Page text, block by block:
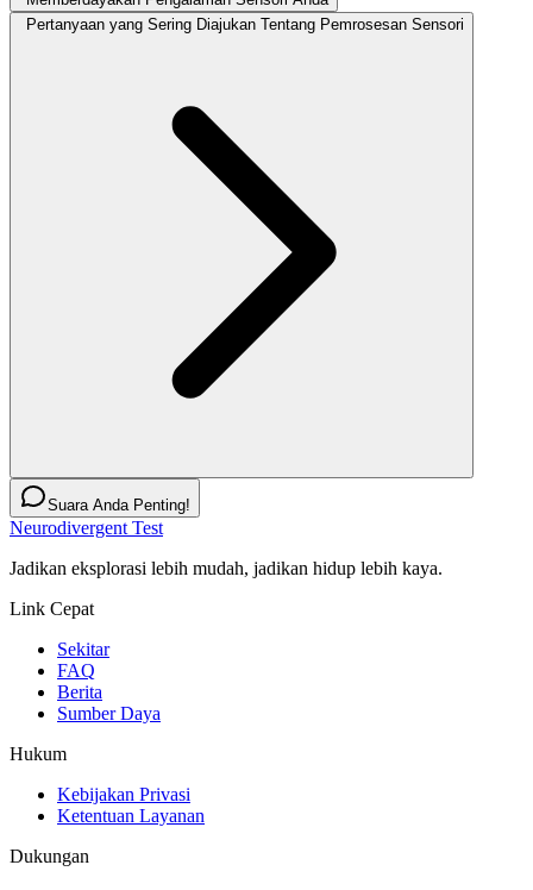
Pertanyaan yang Sering Diajukan Tentang Pemrosesan Sensori
Suara Anda Penting!
Neurodivergent Test
Jadikan eksplorasi lebih mudah, jadikan hidup lebih kaya.
Link Cepat
Sekitar
FAQ
Berita
Sumber Daya
Hukum
Kebijakan Privasi
Ketentuan Layanan
Dukungan